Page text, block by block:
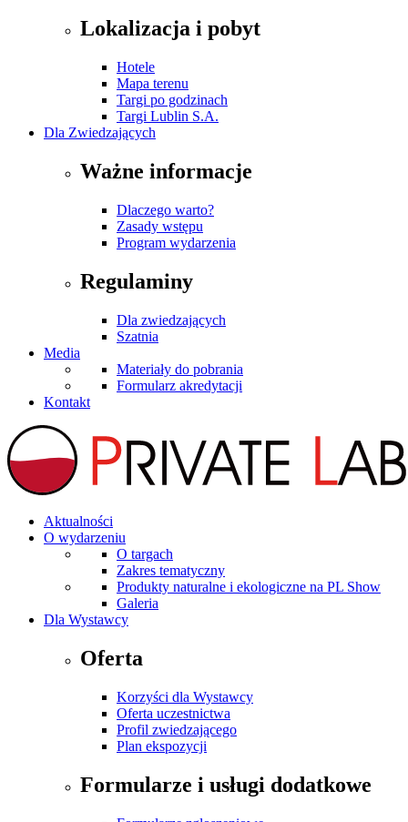
Lokalizacja i pobyt
Hotele
Mapa terenu
Targi po godzinach
Targi Lublin S.A.
Dla Zwiedzających
Ważne informacje
Dlaczego warto?
Zasady wstępu
Program wydarzenia
Regulaminy
Dla zwiedzających
Szatnia
Media
Materiały do pobrania
Formularz akredytacji
Kontakt
Aktualności
O wydarzeniu
O targach
Zakres tematyczny
Produkty naturalne i ekologiczne na PL Show
Galeria
Dla Wystawcy
Oferta
Korzyści dla Wystawcy
Oferta uczestnictwa
Profil zwiedzającego
Plan ekspozycji
Formularze i usługi dodatkowe